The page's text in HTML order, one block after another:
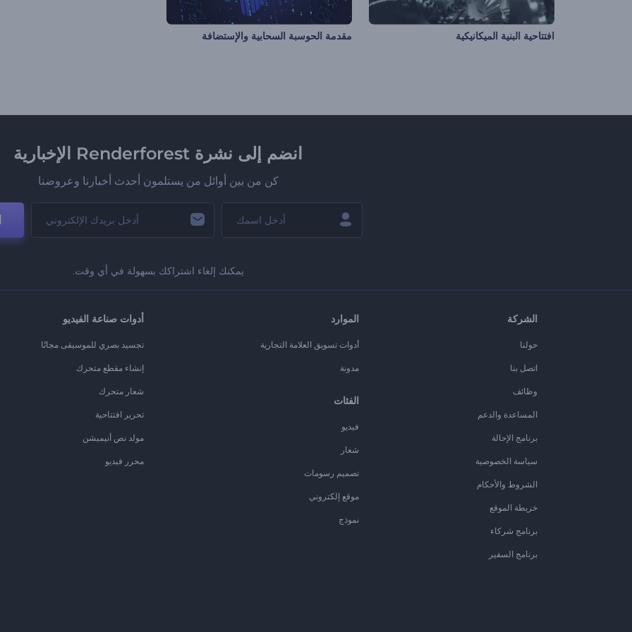
افتتاحية البنية الميكانيكية مقدمة الحوسبة السحابية والإستضافة
انضم إلى نشرة Renderforest الإخبارية
كن من بين أوائل من يستلمون أحدث أخبارنا وعروضنا
يمكنك إلغاء اشتراكك بسهولة في أي وقت.
الشركة
حولنا
اتصل بنا
وظائف
المساعدة والدعم
برنامج الإحالة
سياسة الخصوصية
الشروط والأحكام
خريطة الموقع
برنامج شركاء
برنامج السفير
الموارد
أدوات تسويق العلامة التجارية
مدونة
الفئات
فيديو
شعار
تصميم رسومات
موقع إلكتروني
نموذج
أدوات صناعة الفيديو
تجسيد بصري للموسيقى مجانًا
إنشاء مقطع متحرك
شعار متحرك
تحرير افتتاحية
مولد نص أنيميشن
محرر فيديو